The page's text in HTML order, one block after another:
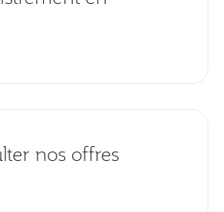
nos offres